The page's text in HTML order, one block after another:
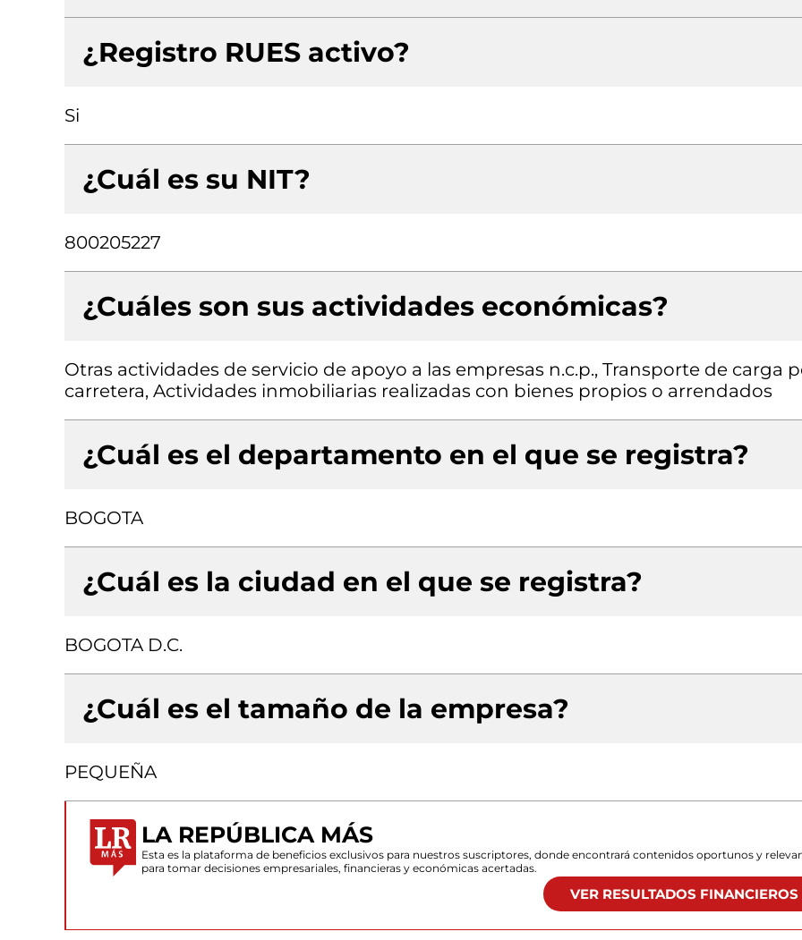
¿Registro RUES activo?
Si
¿Cuál es su NIT?
800205227
¿Cuáles son sus actividades económicas?
Otras actividades de servicio de apoyo a las empresas n.c.p., Transporte de carga
carretera, Actividades inmobiliarias realizadas con bienes propios o arrendados
¿Cuál es el departamento en el que se registra?
BOGOTA
¿Cuál es la ciudad en el que se registra?
BOGOTA D.C.
¿Cuál es el tamaño de la empresa?
PEQUEÑA
LA REPÚBLICA MÁS
Esta es la plataforma de beneficios exclusivos para nuestros suscriptores, donde encontrará contenidos oportunos y
para tomar decisiones empresariales, financieras y económicas acertadas.
VER RESULTADOS FINANCIEROS